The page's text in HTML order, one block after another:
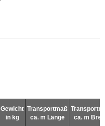
Gewicht
in kg
Transportmaß
ca. m Länge
ca. m